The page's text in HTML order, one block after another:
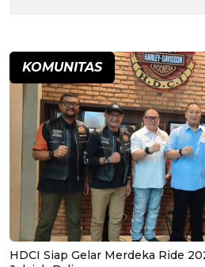
KOMUNITAS
HDCI Siap Gelar Merdeka Ride